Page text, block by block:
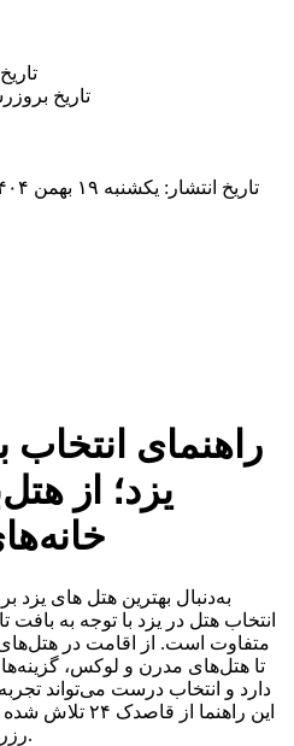
تاریخ
تاریخ انتشار: یکشنبه ۱۹ بهمن ۱۴۰۴
راهنمای انتخاب
یزد؛ از
به‌دنبال بهترین هتل‌ های
انتخاب هتل در یزد با توجه به
متفاوت است. از اقامت در
تا هتل‌های مدرن و لوکس،
دارد و انتخاب درست می‌تواند
این راهنما از
رزرو هتل یزد برای شما ساده شود.